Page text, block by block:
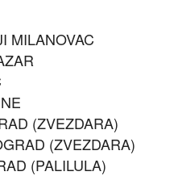
MILANOVAC
(ZVEZDARA)
(ZVEZDARA)
(PALILULA)